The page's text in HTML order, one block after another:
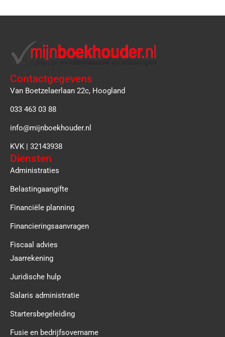
Contactgegevens
Van Boetzelaerlaan 22c, Hoogland
033 463 03 88
info@mijnboekhouder.nl
KVK | 32143938
Diensten
Administraties
Belastingaangifte
Financiële planning
Financieringsaanvragen
Fiscaal advies
Jaarrekening
Juridische hulp
Salaris administratie
Startersbegeleiding
Fusie en bedrijfsovername